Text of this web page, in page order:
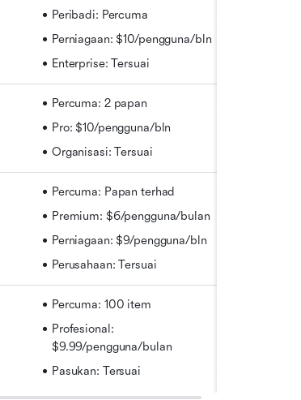
Peribadi: Percuma
Perniagaan: $10/pengguna/bln
Enterprise: Tersuai
Percuma: 2 papan
Pro: $10/pengguna/bln
Organisasi: Tersuai
Percuma: Papan terhad
Premium: $6/pengguna/bulan
Perniagaan: $9/pengguna/bln
Perusahaan: Tersuai
Percuma: 100 item
Profesional:
$9.99/pengguna/bulan
Pasukan: Tersuai